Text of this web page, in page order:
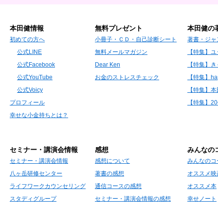
本田健情報
初めての方へ
公式LINE
公式Facebook
公式YouTube
公式Voicy
プロフィール
幸せな小金持ちとは？
無料プレゼント
小冊子・ＣＤ・自己診断シート
無料メールマガジン
Dear Ken
お金のストレスチェック
本田健の
著書・ジャ
【特集】
【特集】
【特集】
【特集】
【特集】
セミナー・講演会情報
セミナー・講演会情報
八ヶ岳研修センター
ライフワークカウンセリング
スタディグループ
感想
感想について
著書の感想
通信コースの感想
セミナー・講演会情報の感想
みんなの
みんなの
オススメ映
オススメ本
幸せノート